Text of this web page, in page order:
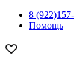
8
Помощь